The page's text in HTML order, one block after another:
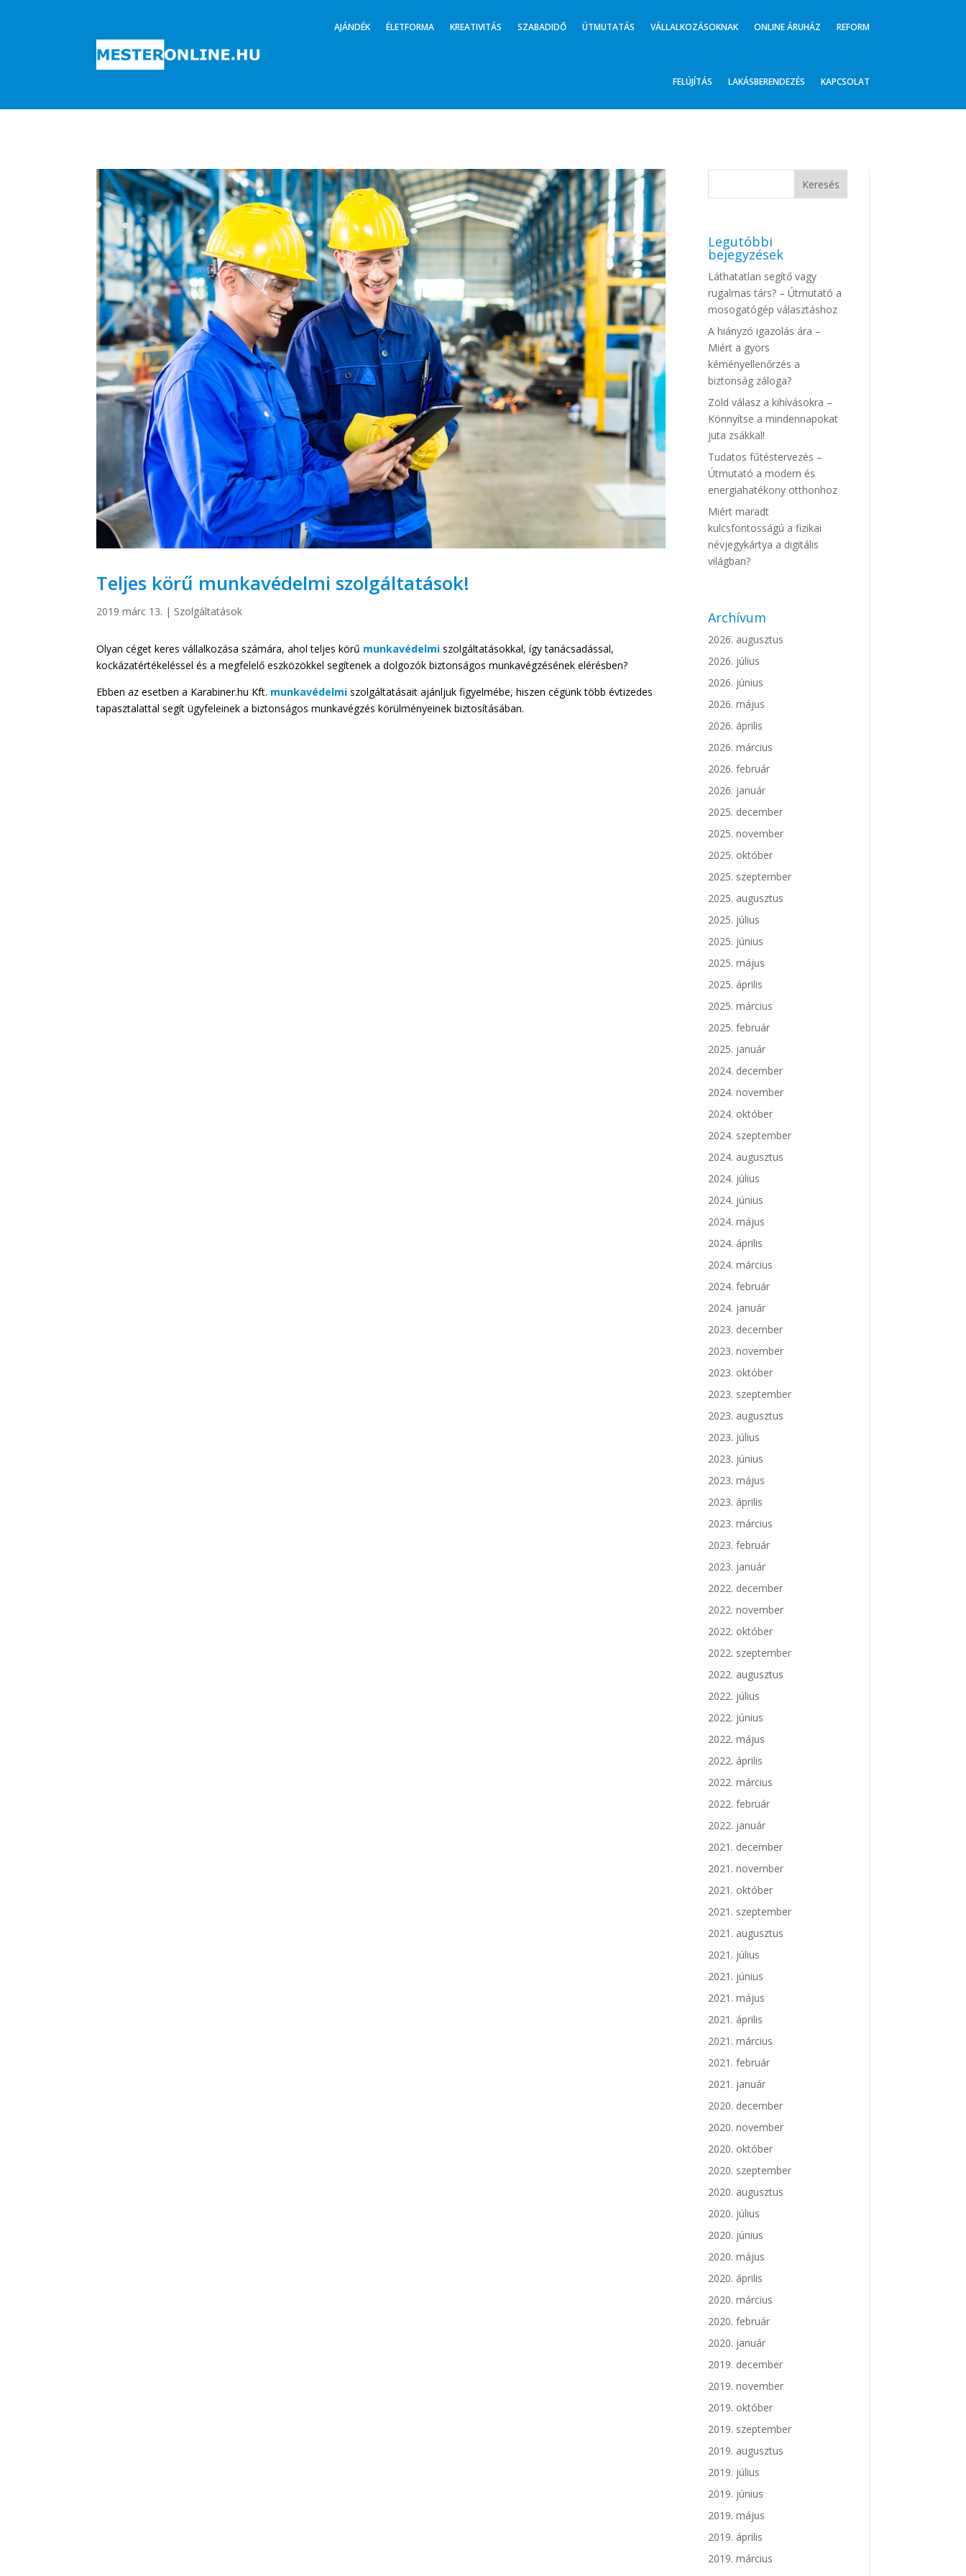
AJÁNDÉK ÉLETFORMA KREATIVITÁS SZABADIDŐ ÚTMUTATÁS VÁLLALKOZÁSOKNAK ONLINE ÁRUHÁZ REFORM
FELÚJÍTÁS LAKÁSBERENDEZÉS KAPCSOLAT
Teljes körű munkavédelmi szolgáltatások!
2019 márc 13. | Szolgáltatások
Olyan céget keres vállalkozása számára, ahol teljes körű munkavédelmi szolgáltatásokkal, így tanácsadással,
kockázatértékeléssel és a megfelelő eszközökkel segítenek a dolgozók biztonságos munkavégzésének elérésben?
Ebben az esetben a Karabiner.hu Kft. munkavédelmi szolgáltatásait ajánljuk figyelmébe, hiszen cégünk több évtizedes
tapasztalattal segít ügyfeleinek a biztonságos munkavégzés körülményeinek biztosításában.
Legutóbbi
bejegyzések
Láthatatlan segítő vagy
rugalmas társ? – Útmutató a
mosogatógép választáshoz
A hiányzó igazolás ára –
Miért a gyors
kéményellenőrzés a
biztonság záloga?
Zöld válasz a kihívásokra –
Könnyítse a mindennapokat
juta zsákkal!
Tudatos fűtéstervezés –
Útmutató a modern és
energiahatékony otthonhoz
Miért maradt
kulcsfontosságú a fizikai
névjegykártya a digitális
világban?
Archívum
2026. augusztus
2026. július
2026. június
2026. május
2026. április
2026. március
2026. február
2026. január
2025. december
2025. november
2025. október
2025. szeptember
2025. augusztus
2025. július
2025. június
2025. május
2025. április
2025. március
2025. február
2025. január
2024. december
2024. november
2024. október
2024. szeptember
2024. augusztus
2024. július
2024. június
2024. május
2024. április
2024. március
2024. február
2024. január
2023. december
2023. november
2023. október
2023. szeptember
2023. augusztus
2023. július
2023. június
2023. május
2023. április
2023. március
2023. február
2023. január
2022. december
2022. november
2022. október
2022. szeptember
2022. augusztus
2022. július
2022. június
2022. május
2022. április
2022. március
2022. február
2022. január
2021. december
2021. november
2021. október
2021. szeptember
2021. augusztus
2021. július
2021. június
2021. május
2021. április
2021. március
2021. február
2021. január
2020. december
2020. november
2020. október
2020. szeptember
2020. augusztus
2020. július
2020. június
2020. május
2020. április
2020. március
2020. február
2020. január
2019. december
2019. november
2019. október
2019. szeptember
2019. augusztus
2019. július
2019. június
2019. május
2019. április
2019. március